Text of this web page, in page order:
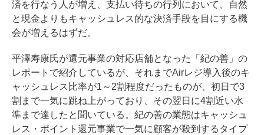
済を行なう人が増え、支払い待ちの行列において、自然
と現金よりもキャッシュレス的な決済手段を目にする機
会が増えるはずだ。
平澤寿康氏が還元事業の対応店舗となった
「紀の善」の
レポートで紹介しているが、それまでAirレジ導入後のキ
ャッシュレス比率が1～2割程度だったものが、初日で3
割まで一気に跳ね上がっており、その翌日に4割近い水
準まで達したと聞いている。紀の善の業態はキャッシュ
レス・ポイント還元事業で一気に顧客が殺到するタイプ